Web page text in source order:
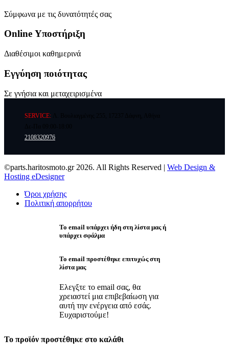
Σύμφωνα με τις δυνατότητές σας
Online Υποστήριξη
Διαθέσιμοι καθημερινά
Εγγύηση ποιότητας
Σε γνήσια και μεταχειρισμένα
SERVICE:
2108320976
©parts.haritosmoto.gr 2026. All Rights Reserved | Web Design &
Hosting eDesigner
Όροι χρήσης
Πολιτική απορρήτου
Το email υπάρχει ήδη στη λίστα μας ή
υπάρχει σφάλμα
Το email προστέθηκε επιτυχώς στη
λίστα μας
Ελεγξτε το email σας, θα
χρειαστεί μια επιβεβαίωση για
αυτή την ενέργεια από εσάς.
Ευχαριστούμε!
Το προϊόν προστέθηκε στο καλάθι